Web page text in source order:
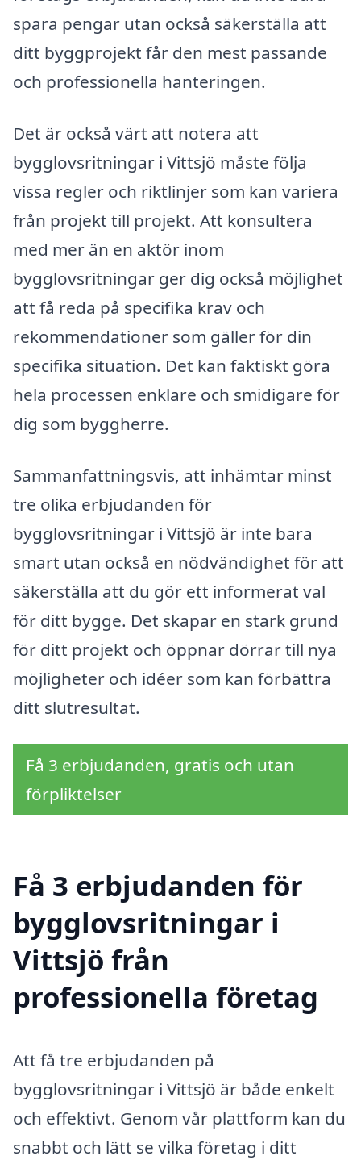
spara pengar utan också säkerställa att
ditt byggprojekt får den mest passande
och professionella hanteringen.
Det är också värt att notera att
bygglovsritningar i Vittsjö måste följa
vissa regler och riktlinjer som kan variera
från projekt till projekt. Att konsultera
med mer än en aktör inom
bygglovsritningar ger dig också möjlighet
att få reda på specifika krav och
rekommendationer som gäller för din
specifika situation. Det kan faktiskt göra
hela processen enklare och smidigare för
dig som byggherre.
Sammanfattningsvis, att inhämtar minst
tre olika erbjudanden för
bygglovsritningar i Vittsjö är inte bara
smart utan också en nödvändighet för att
säkerställa att du gör ett informerat val
för ditt bygge. Det skapar en stark grund
för ditt projekt och öppnar dörrar till nya
möjligheter och idéer som kan förbättra
ditt slutresultat.
Få 3 erbjudanden, gratis och utan
förpliktelser
Få 3 erbjudanden för
bygglovsritningar i
Vittsjö från
professionella företag
Att få tre erbjudanden på
bygglovsritningar i Vittsjö är både enkelt
och effektivt. Genom vår plattform kan du
snabbt och lätt se vilka företag i ditt